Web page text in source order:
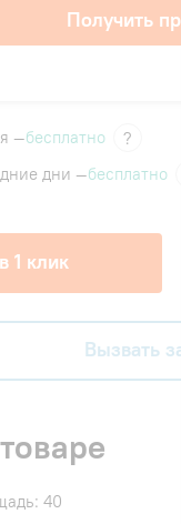
Получить
—бесплатно
?
дни —бесплатно
1 клик
Вызвать
40